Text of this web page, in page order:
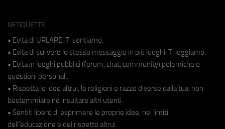
NETIQUETTE
• Evita di URLARE. Ti sentiamo.
• Evita di scrivere lo stesso messaggio in più luoghi. Ti leggiamo.
• Evita in luoghi pubblici (forum, chat, community) polemiche e
questioni personali.
• Rispetta le idee altrui, le religioni e razze diverse dalla tua, non
bestemmiare né insultare altri utenti.
• Sentiti libero di esprimere le proprie idee, nei limiti
dell'educazione e del rispetto altrui.